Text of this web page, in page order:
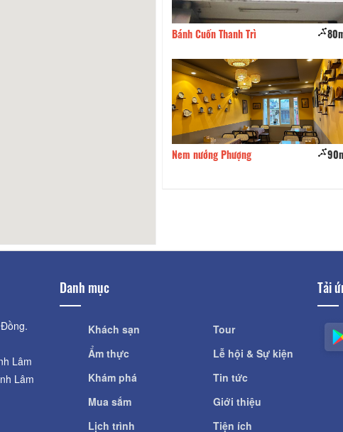
Bánh Cuốn Thanh Trì
Nem nướng Phượng
Lâm
Lâm
Danh mục
Khách sạn
Ẩm thực
Khám phá
Mua sắm
Lịch trình
Tour
Lễ hội & Sự kiện
Tin tức
Giới thiệu
Tiện ích
Tải